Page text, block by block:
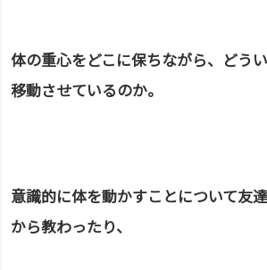
体の重心をどこに保ちながら、どう
移動させているのか。
意識的に体を動かすことについて友
から教わったり、